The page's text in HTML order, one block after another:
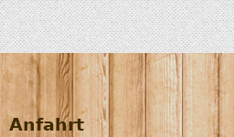
Anfahrt